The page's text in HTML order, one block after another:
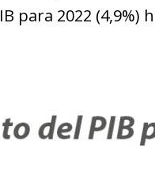
para 2022 (4,9%)